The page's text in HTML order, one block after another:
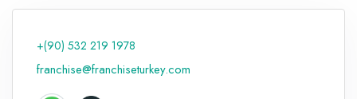
+(90) 532 219 1978
franchise@franchiseturkey.com